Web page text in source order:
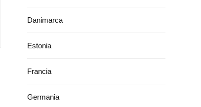
Danimarca
Estonia
Francia
Germania